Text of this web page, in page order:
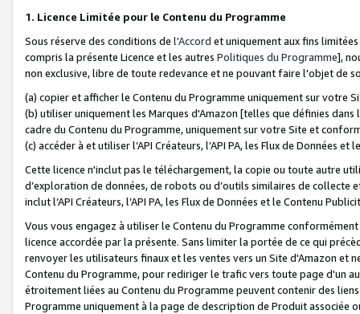
1. Licence Limitée pour le Contenu du Programme
Sous réserve des conditions de l'Accord et uniquement aux fins
compris la présente Licence et les autres Politiques du Programme],
non exclusive, libre de toute redevance et ne pouvant faire l'objet de
(a) copier et afficher le Contenu du Programme uniquement sur votre
(b) utiliser uniquement les Marques d'Amazon [telles que définies dans
cadre du Contenu du Programme, uniquement sur votre Site et
(c) accéder à et utiliser l’API Créateurs, l’API PA, les Flux de Données
Cette licence n'inclut pas le téléchargement, la copie ou toute autre
d’exploration de données, de robots ou d’outils similaires de
inclut l’API Créateurs, l’API PA, les Flux de Données et le Contenu
Vous vous engagez à utiliser le Contenu du Programme
licence accordée par la présente. Sans limiter la portée de ce qui
renvoyer les utilisateurs finaux et les ventes vers un Site d'Amazon et
Contenu du Programme, pour rediriger le trafic vers toute page d'un
étroitement liées au Contenu du Programme peuvent contenir des
Programme uniquement à la page de description de Produit associée